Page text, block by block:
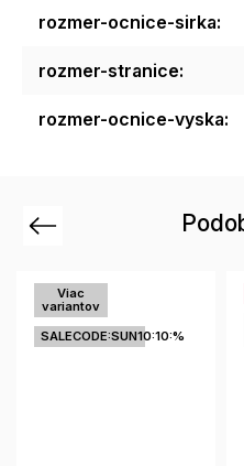
rozmer-ocnice-sirka:
rozmer-stranice:
rozmer-ocnice-vyska:
Previous
VÝPREDAJ
Viac
variantov